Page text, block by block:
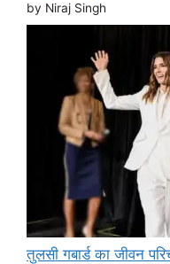
by Niraj Singh
तुलसी गबार्ड का जीवन